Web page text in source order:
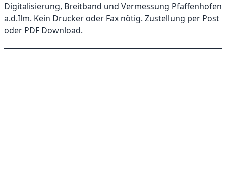
Digitalisierung, Breitband und Vermessung Pfaffenhofen
a.d.Ilm. Kein Drucker oder Fax nötig. Zustellung per Post
oder PDF Download.